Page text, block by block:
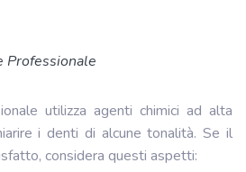
Professionale
utilizza agenti chimici ad alta
i denti di alcune tonalità. Se il
considera questi aspetti: